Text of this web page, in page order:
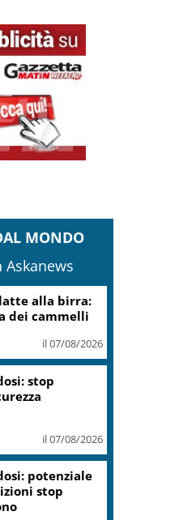
MONDO
alla birra:
dei cammelli
il 07/08/2026
stop
il 07/08/2026
potenziale
stop